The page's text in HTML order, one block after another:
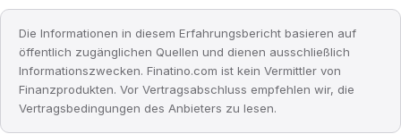
Die Informationen in diesem Erfahrungsbericht basieren auf
öffentlich zugänglichen Quellen und dienen ausschließlich
Informationszwecken. Finatino.com ist kein Vermittler von
Finanzprodukten. Vor Vertragsabschluss empfehlen wir, die
Vertragsbedingungen des Anbieters zu lesen.